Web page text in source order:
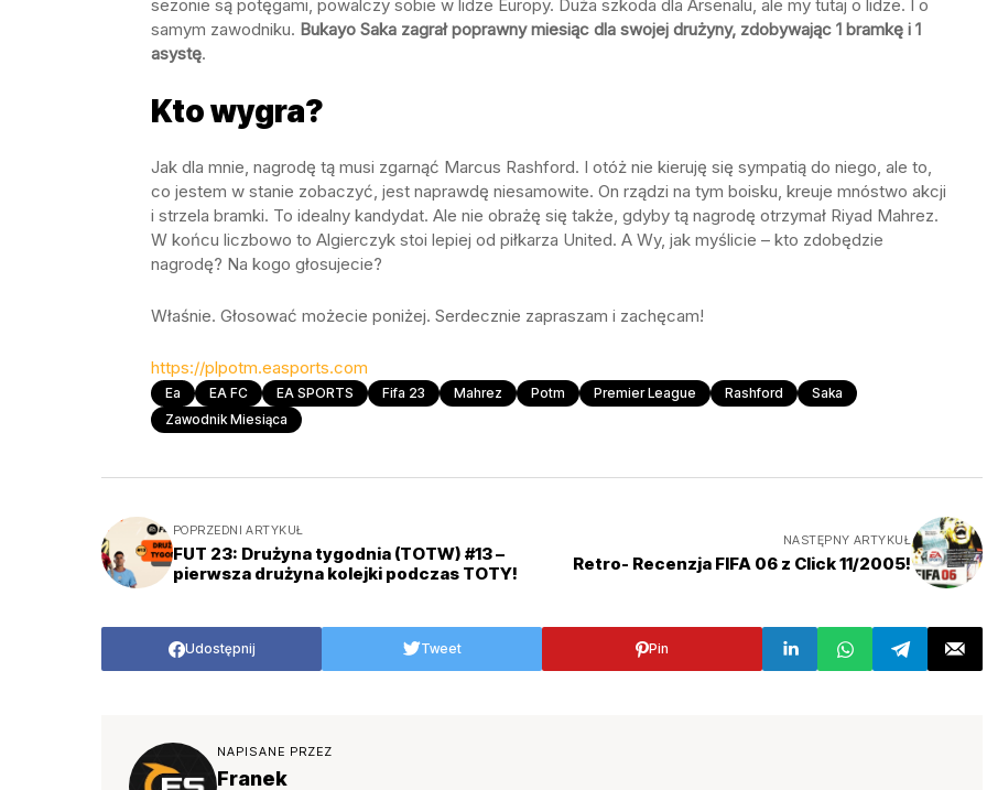
sezonie są potęgami, powalczy sobie w lidze Europy. Duża szkoda dla Arsenalu, ale my tutaj o lidze. I o
samym zawodniku. Bukayo Saka zagrał poprawny miesiąc dla swojej drużyny, zdobywając 1 bramkę i 1
asystę.
Kto wygra?
Jak dla mnie, nagrodę tą musi zgarnąć Marcus Rashford. I otóż nie kieruję się sympatią do niego, ale to,
co jestem w stanie zobaczyć, jest naprawdę niesamowite. On rządzi na tym boisku, kreuje mnóstwo akcji
i strzela bramki. To idealny kandydat. Ale nie obrażę się także, gdyby tą nagrodę otrzymał Riyad Mahrez.
W końcu liczbowo to Algierczyk stoi lepiej od piłkarza United. A Wy, jak myślicie – kto zdobędzie
nagrodę? Na kogo głosujecie?
Właśnie. Głosować możecie poniżej. Serdecznie zapraszam i zachęcam!
https://plpotm.easports.com
Ea EA FC EA SPORTS Fifa 23 Mahrez Potm Premier League Rashford
Saka
Zawodnik Miesiąca
POPRZEDNI ARTYKUŁ
FUT 23: Drużyna tygodnia (TOTW) #13 –
pierwsza drużyna kolejki podczas TOTY!
NASTĘPNY ARTYKUŁ
Retro- Recenzja FIFA 06 z Click 11/2005!
Udostępnij Tweet Pin
NAPISANE PRZEZ
Franek